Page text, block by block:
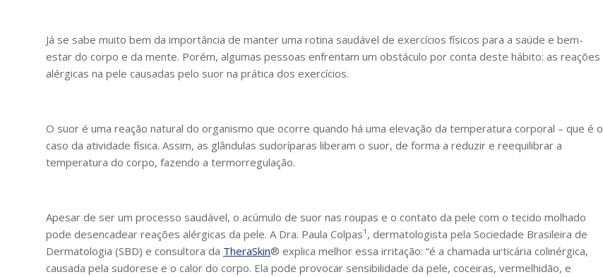
Já se sabe muito bem da importância de manter uma rotina saudável de exercícios físicos para a saúde e bem-
estar do corpo e da mente. Porém, algumas pessoas enfrentam um obstáculo por conta deste hábito: as reações
alérgicas na pele causadas pelo suor na prática dos exercícios.
O suor é uma reação natural do organismo que ocorre quando há uma elevação da temperatura corporal – que é o
caso da atividade física. Assim, as glândulas sudoríparas liberam o suor, de forma a reduzir e reequilibrar a
temperatura do corpo, fazendo a termorregulação.
Apesar de ser um processo saudável, o acúmulo de suor nas roupas e o contato da pele com o tecido molhado
pode desencadear reações alérgicas da pele. A Dra. Paula Colpas¹, dermatologista pela Sociedade Brasileira de
Dermatologia (SBD) e consultora da TheraSkin® explica melhor essa irritação: “é a chamada urticária colinérgica,
causada pela sudorese e o calor do corpo. Ela pode provocar sensibilidade da pele, coceiras, vermelhidão, e